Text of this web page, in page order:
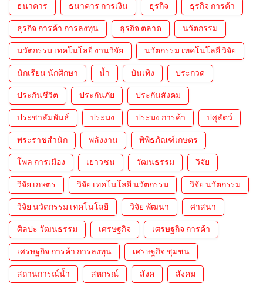
ธนาคาร ธนาคาร การเงิน ธุรกิจ ธุรกิจ การค้า
ธุรกิจ การค้า การลงทุน ธุรกิจ ตลาด นวัตกรรม
นวัตกรรม เทคโนโลยี งานวิจัย นวัตกรรม เทคโนโลยี วิจัย
นักเรียน นักศึกษา น้ำ บันเทิง ประกวด
ประกันชีวิต ประกันภัย ประกันสังคม
ประชาสัมพันธ์ ประมง ประมง การค้า ปศุสัตว์
พระราชสำนัก พลังงาน พิพิธภัณฑ์เกษตร
โพล การเมือง เยาวชน วัฒนธรรม วิจัย
วิจัย เกษตร วิจัย เทคโนโลยี นวัตกรรม วิจัย นวัตกรรม
วิจัย นวัตกรรม เทคโนโลยี วิจัย พัฒนา ศาสนา
ศิลปะ วัฒนธรรม เศรษฐกิจ เศรษฐกิจ การค้า
เศรษฐกิจ การค้า การลงทุน เศรษฐกิจ ชุมชน
สถานการณ์น้ำ สหกรณ์ สังค สังคม